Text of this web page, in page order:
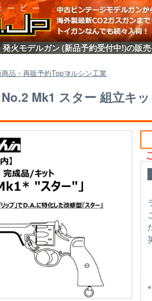
火モデルガン (新品予約受付中!)の販
商品・再販予約Topマルシン工業
Mk1 スター 組立キ